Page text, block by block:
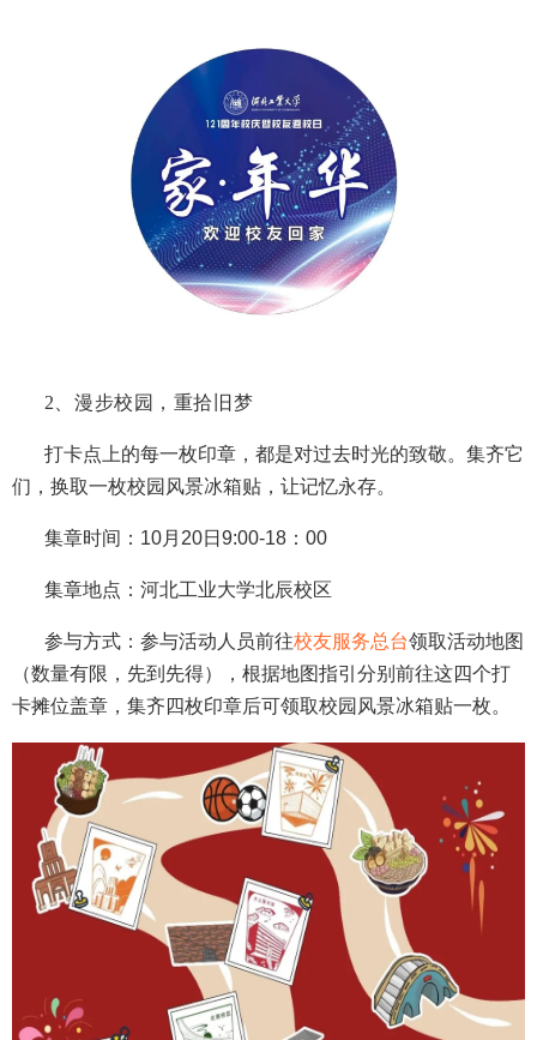
2、 漫步校园，重拾旧梦
打卡点上的每一枚印章，都是对过去时光的致敬。集齐它
们，换取一枚校园风景冰箱贴，让记忆永存。
集章时间 ：10月20日9:00-18：00
集章地点 ：河北工业大学北辰校区
参与方式：参与活动人员前往校友服务总台领取活动地图
（数量有限，先到先得），根据地图指引分别前往这四个打
卡摊位盖章，集齐四枚印章后可领取校园风景冰箱贴一枚。